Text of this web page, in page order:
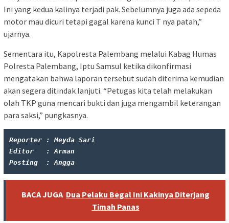
Ini yang kedua kalinya terjadi pak. Sebelumnya juga ada sepeda
motor mau dicuri tetapi gagal karena kunci T nya patah,”
ujarnya.
Sementara itu, Kapolresta Palembang melalui Kabag Humas
Polresta Palembang, Iptu Samsul ketika dikonfirmasi
mengatakan bahwa laporan tersebut sudah diterima kemudian
akan segera ditindak lanjuti. “Petugas kita telah melakukan
olah TKP guna mencari bukti dan juga mengambil keterangan
para saksi,” pungkasnya.
Reporter : Meyda Sari
Editor   : Arman
Posting  : Angga
BACA JUGA Dua Pelaku Begal Ini Kakinya Diterjang
Timah Panas